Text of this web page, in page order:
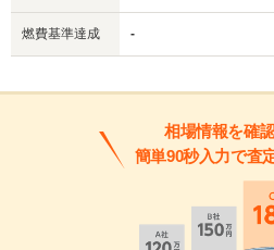
燃費基準達成 -
相場情報を確
簡単90秒入力で査